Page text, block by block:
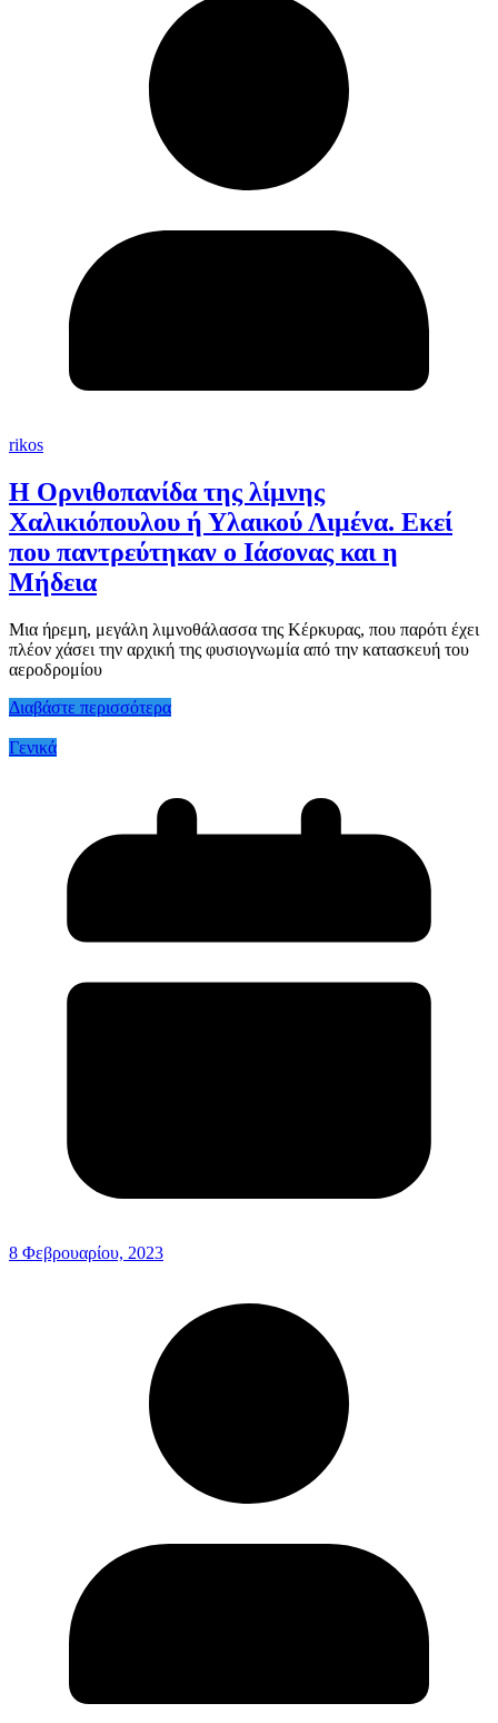
rikos
Η Ορνιθοπανίδα της λίμνης
Χαλικιόπουλου ή Υλαικού Λιμένα. Εκεί
που παντρεύτηκαν ο Ιάσονας και η
Μήδεια
Μια ήρεμη, μεγάλη λιμνοθάλασσα της Κέρκυρας, που παρότι έχει
πλέον χάσει την αρχική της φυσιογνωμία από την κατασκευή του
αεροδρομίου
Διαβάστε περισσότερα
Γενικά
8 Φεβρουαρίου, 2023